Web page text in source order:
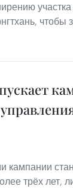
участка
чтобы
кампании
трёх лет,